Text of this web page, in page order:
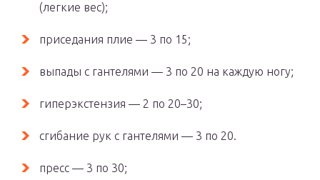
(легкие вес);
приседания плие — 3 по 15;
выпады с гантелями — 3 по 20 на каждую ногу;
гиперэкстензия — 2 по 20–30;
сгибание рук с гантелями — 3 по 20.
пресс — 3 по 30;